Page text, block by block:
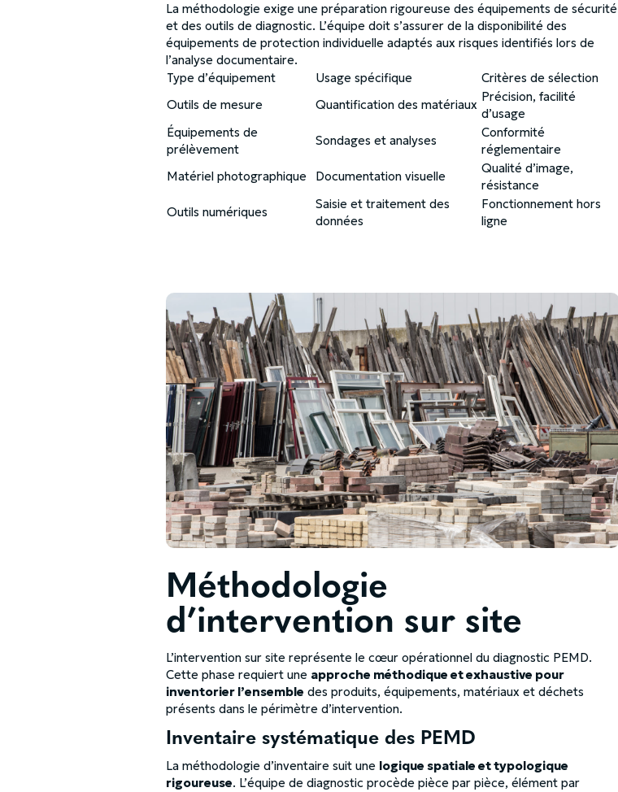
La méthodologie exige une préparation rigoureuse des équipements de sécurité
et des outils de diagnostic. L’équipe doit s’assurer de la disponibilité des
équipements de protection individuelle adaptés aux risques identifiés lors de
l’analyse documentaire.
Type d’équipement
Usage spécifique
Critères de sélection
Outils de mesure
Quantification des matériaux
Précision, facilité
d’usage
Équipements de
prélèvement
Sondages et analyses
Conformité
réglementaire
Matériel photographique
Documentation visuelle
Qualité d’image,
résistance
Outils numériques
Saisie et traitement des
données
Fonctionnement hors
ligne
Méthodologie
d’intervention sur site
L’intervention sur site représente le cœur opérationnel du diagnostic PEMD.
Cette phase requiert une approche méthodique et exhaustive pour
inventorier l’ensemble des produits, équipements, matériaux et déchets
présents dans le périmètre d’intervention.
Inventaire systématique des PEMD
La méthodologie d’inventaire suit une logique spatiale et typologique
rigoureuse. L’équipe de diagnostic procède pièce par pièce, élément par